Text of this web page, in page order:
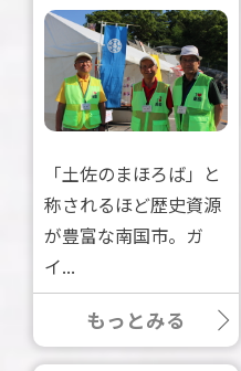
「土佐のまほろば」と
称されるほど歴史資源
が豊富な南国市。ガ
イ...
もっとみる